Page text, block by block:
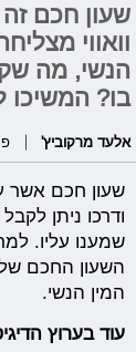
שעון חכם
וואווי
הנשי, מה
בו? המשיכו
אלעד מרקוביץ'
שעון חכם אשר
ודרכו ניתן
שמענו עליו.
השעון החכם
המין הנשי.
עוד בערוץ